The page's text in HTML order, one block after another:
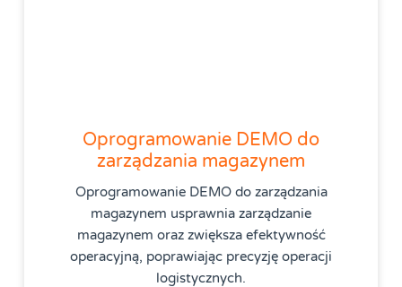
Oprogramowanie DEMO do
zarządzania magazynem
Oprogramowanie DEMO do zarządzania
magazynem usprawnia zarządzanie
magazynem oraz zwiększa efektywność
operacyjną, poprawiając precyzję operacji
logistycznych.